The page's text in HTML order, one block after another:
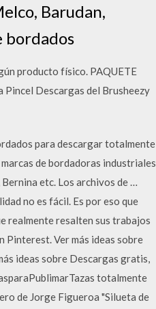
Barudan,
bordados
producto físico. PAQUETE
Pincel Descargas del Brusheezy
para descargar totalmente
de bordadoras industriales
Bernina etc. Los archivos de …
no es fácil. Es por eso que
realmente resalten sus trabajos
Pinterest. Ver más ideas sobre
ideas sobre Descargas gratis,
totalmente
de Jorge Figueroa "Silueta de